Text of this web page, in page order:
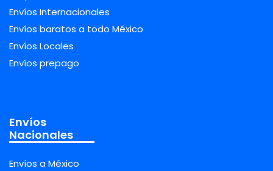
Envíos Internacionales
Envíos baratos a todo México
Envíos Locales
Envíos prepago
Envíos
Nacionales
Envíos a México